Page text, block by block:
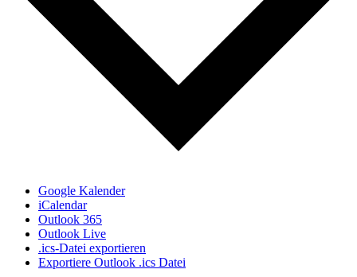
Google Kalender
iCalendar
Outlook 365
Outlook Live
.ics-Datei exportieren
Exportiere Outlook .ics Datei